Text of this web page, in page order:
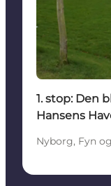
1. stop: Den
Hansens
Nyborg, Fyn